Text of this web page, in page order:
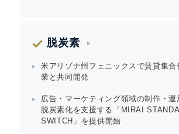
脱炭素
米アリゾナ州フェニックスで賃貸集合
業と共同開発
広告・マーケティング領域の制作・運
脱炭素化を支援する「MIRAI
SWITCH」を提供開始